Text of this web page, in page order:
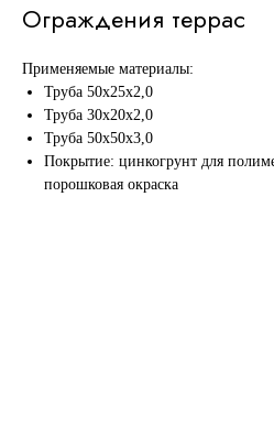
Ограждения террас
Применяемые материалы:
Труба 50х25х2,0
Труба 30х20х2,0
Труба 50х50х3,0
Покрытие: цинкогрунт для
порошковая окраска